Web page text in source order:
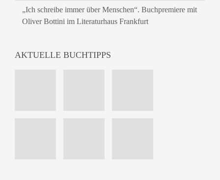
„Ich schreibe immer über Menschen“. Buchpremiere mit
Oliver Bottini im Literaturhaus Frankfurt
AKTUELLE BUCHTIPPS